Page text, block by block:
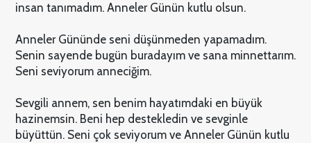
insan tanımadım. Anneler Günün kutlu olsun.
Anneler Gününde seni düşünmeden yapamadım.
Senin sayende bugün buradayım ve sana minnettarım.
Seni seviyorum anneciğim.
Sevgili annem, sen benim hayatımdaki en büyük
hazinemsin. Beni hep destekledin ve sevginle
büyüttün. Seni çok seviyorum ve Anneler Günün kutlu